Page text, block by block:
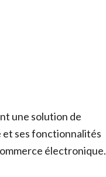
une solution de
et ses fonctionnalités
électronique.